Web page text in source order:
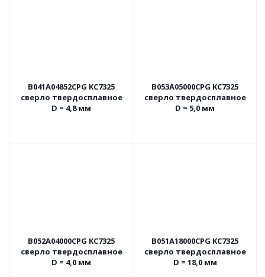
B041A04852CPG KC7325
сверло твердосплавное
D = 4,8 мм
B053A05000CPG KC7325
сверло твердосплавное
D = 5,0 мм
B052A04000CPG KC7325
сверло твердосплавное
D = 4,0 мм
B051A18000CPG KC7325
сверло твердосплавное
D = 18,0 мм